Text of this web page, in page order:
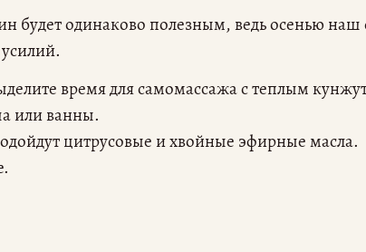
одинаково полезным, ведь осенью наш
время для самомассажа с теплым
или ванны.
цитрусовые и хвойные эфирные масла.